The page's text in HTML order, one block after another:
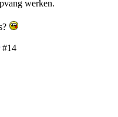
werken.
#14